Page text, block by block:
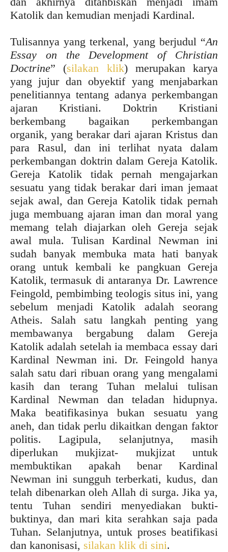
Katolik dan kemudian menjadi Kardinal.
Tulisannya yang terkenal, yang berjudul “An
Essay on the Development of Christian
Doctrine” (silakan klik) merupakan karya
yang jujur dan obyektif yang menjabarkan
penelitiannya tentang adanya perkembangan
ajaran Kristiani. Doktrin Kristiani
berkembang bagaikan perkembangan
organik, yang berakar dari ajaran Kristus dan
para Rasul, dan ini terlihat nyata dalam
perkembangan doktrin dalam Gereja Katolik.
Gereja Katolik tidak pernah mengajarkan
sesuatu yang tidak berakar dari iman jemaat
sejak awal, dan Gereja Katolik tidak pernah
juga membuang ajaran iman dan moral yang
memang telah diajarkan oleh Gereja sejak
awal mula. Tulisan Kardinal Newman ini
sudah banyak membuka mata hati banyak
orang untuk kembali ke pangkuan Gereja
Katolik, termasuk di antaranya Dr. Lawrence
Feingold, pembimbing teologis situs ini, yang
sebelum menjadi Katolik adalah seorang
Atheis. Salah satu langkah penting yang
membawanya bergabung dalam Gereja
Katolik adalah setelah ia membaca essay dari
Kardinal Newman ini. Dr. Feingold hanya
salah satu dari ribuan orang yang mengalami
kasih dan terang Tuhan melalui tulisan
Kardinal Newman dan teladan hidupnya.
Maka beatifikasinya bukan sesuatu yang
aneh, dan tidak perlu dikaitkan dengan faktor
politis. Lagipula, selanjutnya, masih
diperlukan mukjizat- mukjizat untuk
membuktikan apakah benar Kardinal
Newman ini sungguh terberkati, kudus, dan
telah dibenarkan oleh Allah di surga. Jika ya,
tentu Tuhan sendiri menyediakan bukti-
buktinya, dan mari kita serahkan saja pada
Tuhan. Selanjutnya, untuk proses beatifikasi
dan kanonisasi, silakan klik di sini.